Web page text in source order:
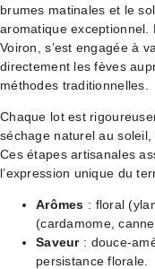
brumes matinales et le
aromatique exceptionnel.
Voiron, s’est engagée à
directement les fèves
méthodes traditionnelles.
Chaque lot est
séchage naturel au soleil,
Ces étapes artisanales
l’expression unique du
Arômes : floral
(cardamome,
Saveur: douce-
persistance florale.